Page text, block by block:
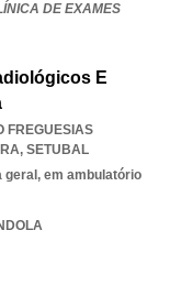
DE EXAMES
E
FREGUESIAS
, SETUBAL
em ambulatório